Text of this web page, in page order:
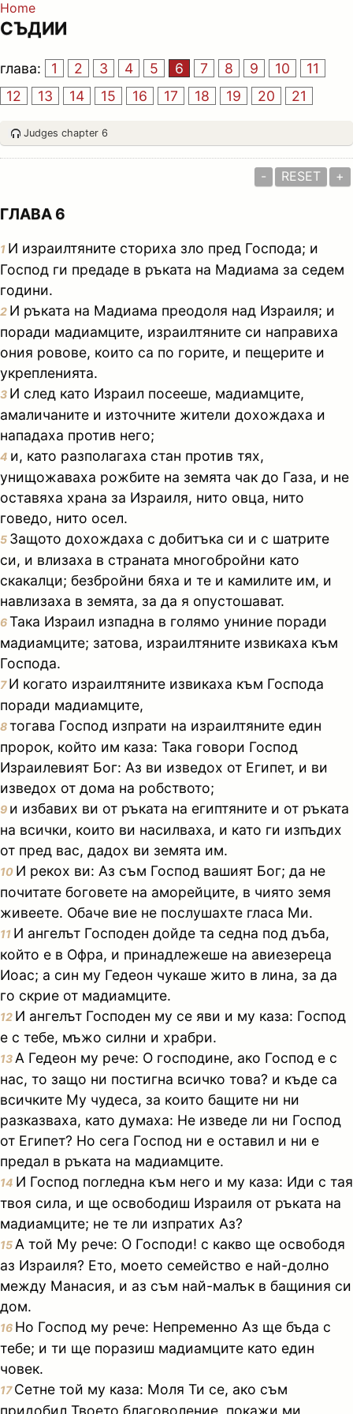
Home
СЪДИИ
глава: 1 2 3 4 5 6 7 8 9 10
11
12
13 14 15 16 17 18 19 20 21
Judges chapter 6
- RESET +
ГЛАВА 6
1 И израилтяните сториха зло пред Господа; и
Господ ги предаде в ръката на Мадиама за седем
години.
2 И ръката на Мадиама преодоля над Израиля; и
поради мадиамците, израилтяните си направиха
ония ровове, които са по горите, и пещерите и
укрепленията.
3 И след като Израил посееше, мадиамците,
амаличаните и източните жители дохождаха и
нападаха против него;
4 и, като разполагаха стан против тях,
унищожаваха рожбите на земята чак до Газа, и не
оставяха храна за Израиля, нито овца, нито
говедо, нито осел.
5 Защото дохождаха с добитъка си и с шатрите
си, и влизаха в страната многобройни като
скакалци; безбройни бяха и те и камилите им, и
навлизаха в земята, за да я опустошават.
6Така Израил изпадна в голямо униние поради
мадиамците; затова, израилтяните извикаха към
Господа.
7И когато израилтяните извикаха към Господа
поради мадиамците,
8тогава Господ изпрати на израилтяните един
пророк, който им каза: Така говори Господ
Израилевият Бог: Аз ви изведох от Египет, и ви
изведох от дома на робството;
9 и избавих ви от ръката на египтяните и от ръката
на всички, които ви насилваха, и като ги изпъдих
от пред вас, дадох ви земята им.
10 И рекох ви: Аз съм Господ вашият Бог; да не
почитате боговете на аморейците, в чиято земя
живеете. Обаче вие не послушахте гласа Ми.
11 И ангелът Господен дойде та седна под дъба,
който е в Офра, и принадлежеше на авиезереца
Иоас; а син му Гедеон чукаше жито в лина, за да
го скрие от мадиамците.
12 И ангелът Господен му се яви и му каза: Господ
е с тебе, мъжо силни и храбри.
13 А Гедеон му рече: О господине, ако Господ е с
нас, то защо ни постигна всичко това? и къде са
всичките Му чудеса, за които бащите ни ни
разказваха, като думаха: Не изведе ли ни Господ
от Египет? Но сега Господ ни е оставил и ни е
предал в ръката на мадиамците.
14 И Господ погледна към него и му каза: Иди с тая
твоя сила, и ще освободиш Израиля от ръката на
мадиамците; не те ли изпратих Аз?
15 А той Му рече: О Господи! с какво ще освободя
аз Израиля? Ето, моето семейство е най-долно
между Манасия, и аз съм най-малък в бащиния си
дом.
16 Но Господ му рече: Непременно Аз ще бъда с
тебе; и ти ще поразиш мадиамците като един
човек.
17Сетне той му каза: Моля Ти се, ако съм
придобил Твоето благоволение, покажи ми